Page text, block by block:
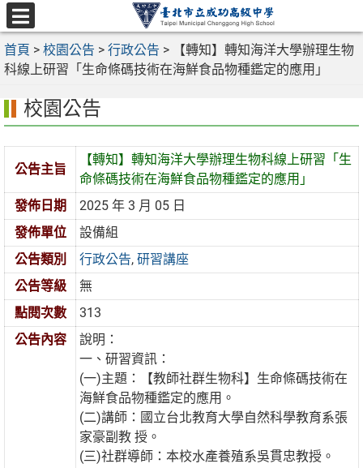
跳
至
主
要
區
選
單
首頁 > 校園公告 > 行政公告 >
【轉知】轉知海洋大學辦理生物
科線上研習「生命條碼技術在海鮮食品物種鑑定的應用」
校園公告
公告主旨
【轉知】轉知海洋大學辦理生物科線上研習「生
命條碼技術在海鮮食品物種鑑定的應用」
發佈日期
2025 年 3 月 05 日
發佈單位
設備組
公告類別
行政公告,研習講座
公告等級
無
點閱次數
313
公告內容
說明：
一、研習資訊：
(一)主題：【教師社群生物科】生命條碼技術在
海鮮食品物種鑑定的應用。
(二)講師：國立台北教育大學自然科學教育系張
家豪副教 授。
(三)社群導師：本校水產養殖系吳貫忠教授。